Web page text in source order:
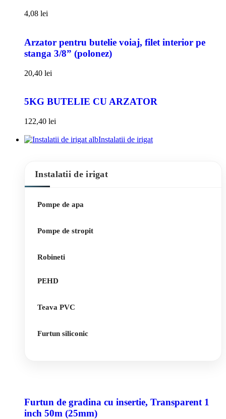
4,08 lei
Arzator pentru butelie voiaj, filet interior pe
stanga 3/8” (polonez)
20,40 lei
5KG BUTELIE CU ARZATOR
122,40 lei
Instalatii de irigat
Instalatii de irigat
Pompe de apa
Pompe de stropit
Robineti
PEHD
Teava PVC
Furtun siliconic
Furtun de gradina cu insertie, Transparent 1
inch 50m (25mm)